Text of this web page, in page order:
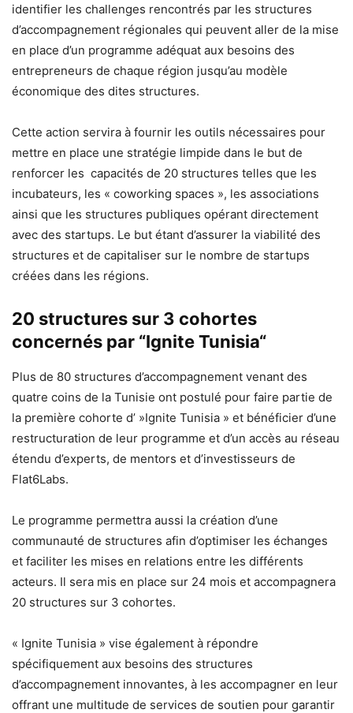
identifier les challenges rencontrés par les structures
d’accompagnement régionales qui peuvent aller de la mise
en place d’un programme adéquat aux besoins des
entrepreneurs de chaque région jusqu’au modèle
économique des dites structures.
Cette action servira à fournir les outils nécessaires pour
mettre en place une stratégie limpide dans le but de
renforcer les capacités de 20 structures telles que les
incubateurs, les « coworking spaces », les associations
ainsi que les structures publiques opérant directement
avec des startups. Le but étant d’assurer la viabilité des
structures et de capitaliser sur le nombre de startups
créées dans les régions.
20 structures sur 3 cohortes
concernés par “Ignite Tunisia“
Plus de 80 structures d’accompagnement venant des
quatre coins de la Tunisie ont postulé pour faire partie de
la première cohorte d’ »Ignite Tunisia » et bénéficier d’une
restructuration de leur programme et d’un accès au réseau
étendu d’experts, de mentors et d’investisseurs de
Flat6Labs.
Le programme permettra aussi la création d’une
communauté de structures afin d’optimiser les échanges
et faciliter les mises en relations entre les différents
acteurs. Il sera mis en place sur 24 mois et accompagnera
20 structures sur 3 cohortes.
« Ignite Tunisia » vise également à répondre
spécifiquement aux besoins des structures
d’accompagnement innovantes, à les accompagner en leur
offrant une multitude de services de soutien pour garantir